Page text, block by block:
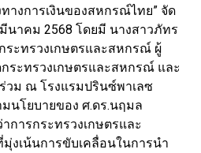
างการเงินของสหกรณ์ไทย” จัด
นาคม 2568 โดยมี นางสาวภัทร
ระทรวงเกษตรและสหกรณ์ ผู้
ระทรวงเกษตรและสหกรณ์ และ
วม ณ โรงแรมปรินซ์พาเลซ
นโยบายของ ศ.ดร.นฤมล
ารกระทรวงเกษตรและ
งเน้นการขับเคลื่อนในการนำ